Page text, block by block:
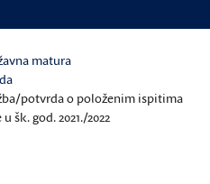
matura
potvrda o položenim ispitima
šk. god. 2021./2022